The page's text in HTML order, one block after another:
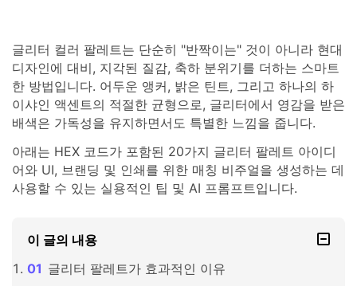
글리터 컬러 팔레트는 단순히 "반짝이는" 것이 아니라 현대
디자인에 대비, 지각된 질감, 축하 분위기를 더하는 스마트
한 방법입니다. 어두운 앵커, 밝은 틴트, 그리고 하나의 하
이샤인 액센트의 적절한 균형으로, 글리터에서 영감을 받은
배색은 가독성을 유지하면서도 특별한 느낌을 줍니다.
아래는 HEX 코드가 포함된 20가지 글리터 팔레트 아이디
어와 UI, 브랜딩 및 인쇄를 위한 매칭 비주얼을 생성하는 데
사용할 수 있는 실용적인 팁 및 AI 프롬프트입니다.
이 글의 내용
글리터 팔레트가 효과적인 이유